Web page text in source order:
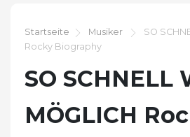
Startseite Musiker
SO
Rocky Biography
SO SCHNELL
MÖGLICH